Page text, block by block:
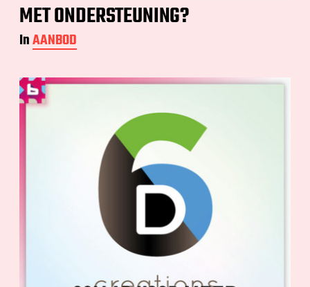
MET ONDERSTEUNING?
InAANBOD